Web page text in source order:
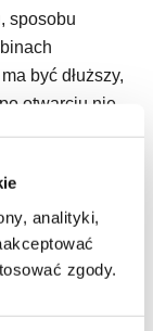
analityki,
zgody.
sposobu
być dłuższy,
otwarciu nie
modelem do